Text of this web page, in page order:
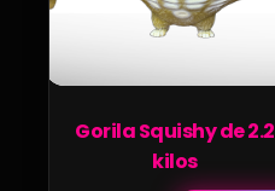
Gorila Squishy de 2.2
kilos